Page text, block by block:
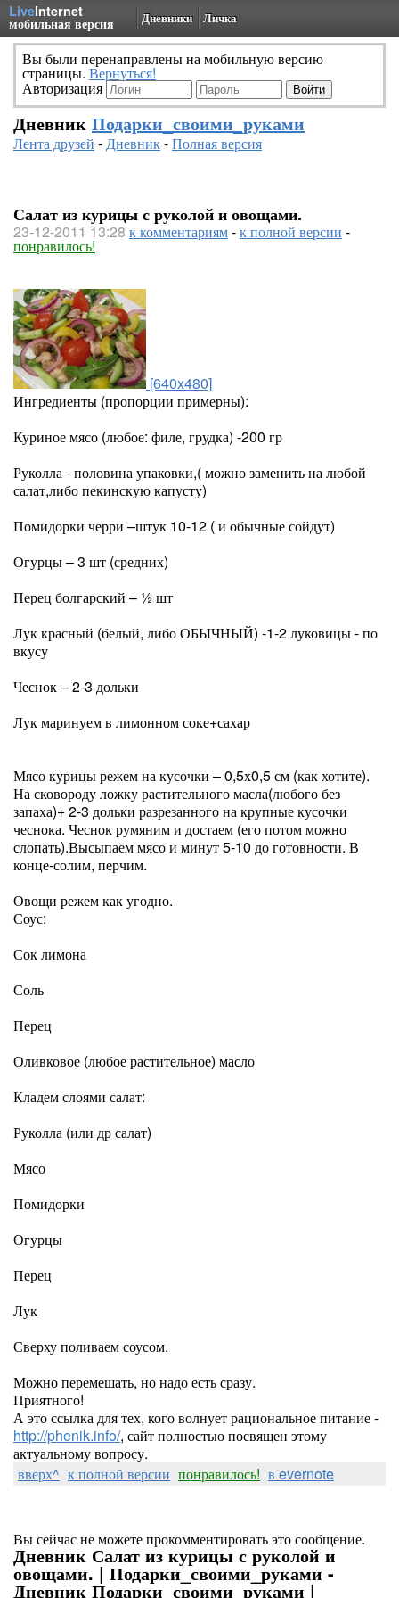
LiveInternet
мобильная версия Дневники Личка
Вы были перенаправлены на мобильную версию
страницы. Вернуться!
Авторизация
Дневник Подарки_своими_руками
Лента друзей -Дневник-Полная версия
Салат из курицы с руколой и овощами.
23-12-2011 13:28 к комментариям-к полной версии -
понравилось!
[640x480]
Ингредиенты (пропорции примерны):
Куриное мясо (любое: филе, грудка) -200 гр
Руколла - половина упаковки,( можно заменить на любой
салат,либо пекинскую капусту)
Помидорки черри –штук 10-12 ( и обычные сойдут)
Огурцы – 3 шт (средних)
Перец болгарский – ½ шт
Лук красный (белый, либо ОБЫЧНЫЙ) -1-2 луковицы - по
вкусу
Чеснок – 2-3 дольки
Лук маринуем в лимонном соке+сахар
Мясо курицы режем на кусочки – 0,5х0,5 см (как хотите).
На сковороду ложку растительного масла(любого без
запаха)+ 2-3 дольки разрезанного на крупные кусочки
чеснока. Чеснок румяним и достаем (его потом можно
слопать).Высыпаем мясо и минут 5-10 до готовности. В
конце-солим, перчим.
Овощи режем как угодно.
Соус:
Сок лимона
Соль
Перец
Оливковое (любое растительное) масло
Кладем слоями салат:
Руколла (или др салат)
Мясо
Помидорки
Огурцы
Перец
Лук
Сверху поливаем соусом.
Можно перемешать, но надо есть сразу.
Приятного!
А это ссылка для тех, кого волнует рациональное питание -
http://phenik.info/, сайт полностью посвящен этому
актуальному вопросу.
вверх^ к полной версии понравилось! в evernote
Вы сейчас не можете прокомментировать это сообщение.
Дневник Салат из курицы с руколой и
овощами. | Подарки_своими_руками -
Дневник Подарки_своими_руками |